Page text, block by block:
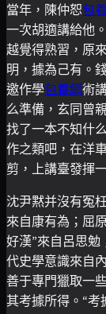
當年，陳仲恕包
一次胡適講給他
越覺得熟習，原
明，據為己有。
邀作學包養網術
么準備，玄同曾
找了一本不知什
作之類吧，在洋
剪，上講臺發揮
沈尹黙并沒有冤
來自康有為；屈
好漢”來自呂思
代史學意識來自
善于專門獵取一
其考據所得。“考